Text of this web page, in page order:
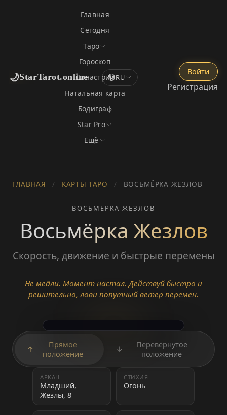
🌙StarTarot.online
Главная
Сегодня
Таро
Гороскоп
Синастрия
Натальная карта
Бодиграф
Star Pro
Ещё
RU
Войти
Регистрация
ГЛАВНАЯ / КАРТЫ ТАРО / ВОСЬМЁРКА ЖЕЗЛОВ
ВОСЬМЁРКА ЖЕЗЛОВ
Восьмёрка Жезлов
Скорость, движение и быстрые перемены
Не медли. Момент настал. Действуй быстро и
решительно, лови попутный ветер перемен.
↑
Прямое
положение
↓
Перевёрнутое
положение
АРКАН
Младший,
Жезлы, 8
СТИХИЯ
Огонь